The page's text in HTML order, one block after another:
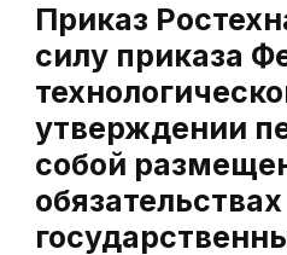
Приказ
силу приказа
утверждении
собой